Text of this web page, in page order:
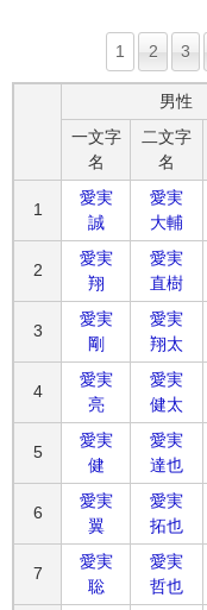
1 2 3
男性
一文字
名
二文字
名
1
愛実
誠
愛実
大輔
2
愛実
翔
愛実
直樹
3
愛実
剛
愛実
翔太
4
愛実
亮
愛実
健太
5
愛実
健
愛実
達也
6
愛実
翼
愛実
拓也
7
愛実
聡
愛実
哲也